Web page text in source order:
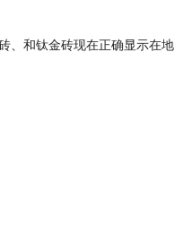
、和钛金砖现在正确显示在地